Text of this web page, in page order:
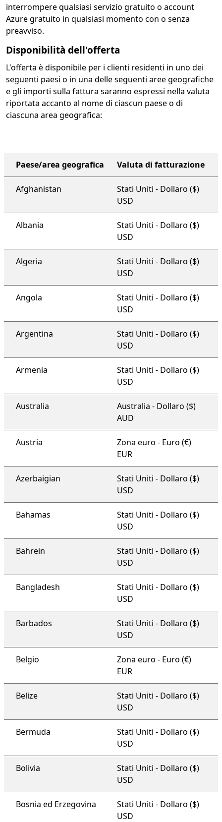
interrompere qualsiasi servizio gratuito o account
Azure gratuito in qualsiasi momento con o senza
preavviso.
Disponibilità dell'offerta
L'offerta è disponibile per i clienti residenti in uno dei
seguenti paesi o in una delle seguenti aree geografiche
e gli importi sulla fattura saranno espressi nella valuta
riportata accanto al nome di ciascun paese o di
ciascuna area geografica:
Paese/area geografica Valuta di fatturazione
Afghanistan
Stati Uniti - Dollaro ($)
USD
Albania
Stati Uniti - Dollaro ($)
USD
Algeria
Stati Uniti - Dollaro ($)
USD
Angola
Stati Uniti - Dollaro ($)
USD
Argentina
Stati Uniti - Dollaro ($)
USD
Armenia
Stati Uniti - Dollaro ($)
USD
Australia
Australia - Dollaro ($)
AUD
Austria
Zona euro - Euro (€)
EUR
Azerbaigian
Stati Uniti - Dollaro ($)
USD
Bahamas
Stati Uniti - Dollaro ($)
USD
Bahrein
Stati Uniti - Dollaro ($)
USD
Bangladesh
Stati Uniti - Dollaro ($)
USD
Barbados
Stati Uniti - Dollaro ($)
USD
Belgio
Zona euro - Euro (€)
EUR
Belize
Stati Uniti - Dollaro ($)
USD
Bermuda
Stati Uniti - Dollaro ($)
USD
Bolivia
Stati Uniti - Dollaro ($)
USD
Bosnia ed Erzegovina
Stati Uniti - Dollaro ($)
USD